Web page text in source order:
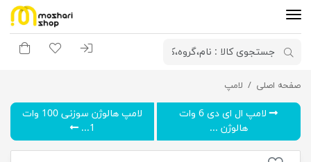
ورود به سیستم
لیست موردسبد
صفحه اصلی لامپ
لامپ هالوژن کاسه ای 14 ولت 35 وات فیلیپس
لامپ ال ای دی 6 وات
هالوژن ...
لامپ هالوژن سوزنی 100 وات
1...